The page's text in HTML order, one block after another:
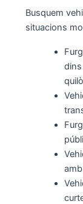
Busquem
situacions
dins